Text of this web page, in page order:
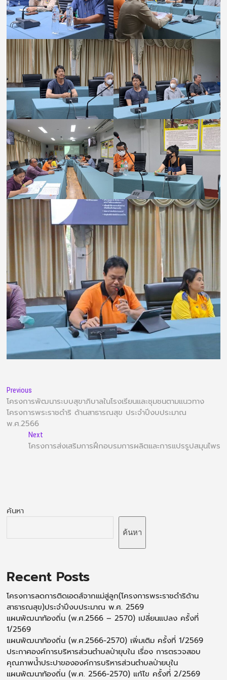
Previous
โครงการพัฒนาระบบสุขาภิบาลในโรงเรียนและชุมชนตามแนวทาง
โครงการพระราชดำริ ด้านสาธารณสุข ประจำปีงบประมาณ
พ.ศ.2566
Next
โครงการส่งเสริมการฝึกอบรมการผลิตและการแปรรูปสมุนไพร
ค้นหา
ค้นหา
Recent Posts
โครงการลดการติดเอดส์จากแม่สู่ลูก(โครงการพระราชดำริด้าน
สาธารณสุข)ประจำปีงบประมาณ พ.ศ. 2569
แผนพัฒนาท้องถิ่น (พ.ศ.2566 – 2570) เปลี่ยนแปลง ครั้งที่
1/2569
แผนพัฒนาท้องถิ่น (พ.ศ.2566-2570) เพิ่มเติม ครั้งที่ 1/2569
ประกาศองค์การบริหารส่วนตำบลป่ายุบใน เรื่อง การตรวจสอบ
คุณภาพน้ำประปาขององค์การบริหารส่วนตำบลป่ายบุใน
แผนพัฒนาท้องถิ่น (พ.ศ. 2566-2570) แก้ไข ครั้งที่ 2/2569